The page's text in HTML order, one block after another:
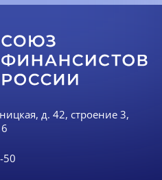
д. 42, строение 3,
50